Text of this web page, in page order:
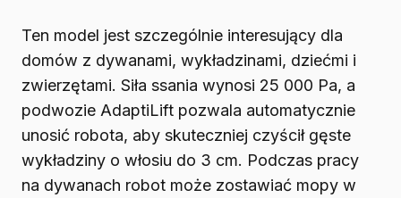
Ten model jest szczególnie interesujący dla
domów z dywanami, wykładzinami, dziećmi i
zwierzętami. Siła ssania wynosi 25 000 Pa, a
podwozie AdaptiLift pozwala automatycznie
unosić robota, aby skuteczniej czyścił gęste
wykładziny o włosiu do 3 cm. Podczas pracy
na dywanach robot może zostawiać mopy w